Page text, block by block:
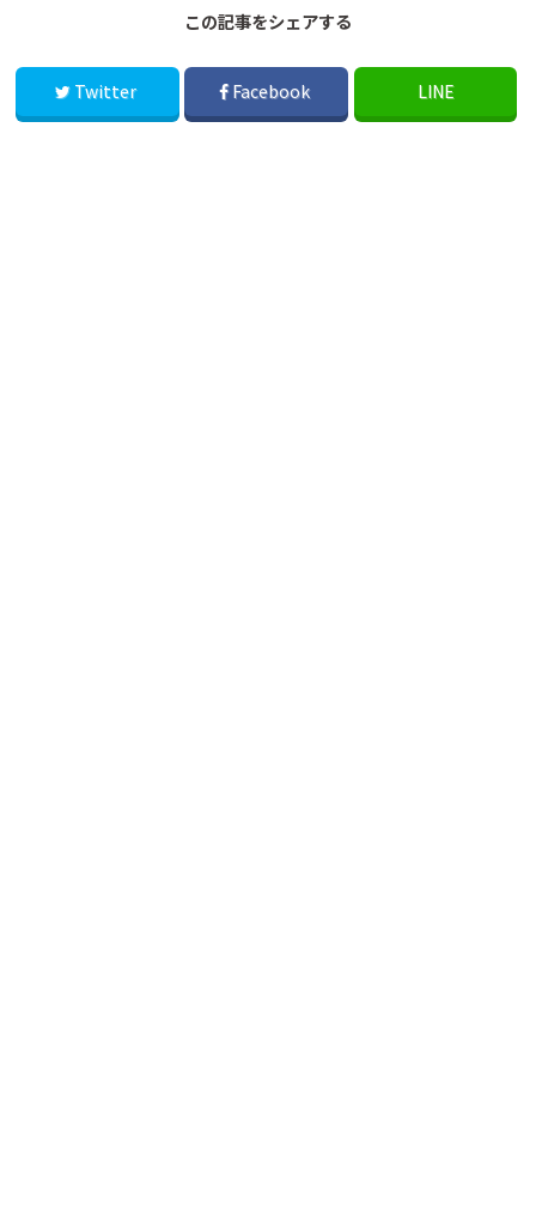
この記事をシェアする
Twitter Facebook LINE